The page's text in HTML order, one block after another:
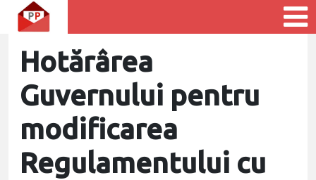
Hotărârea
Guvernului pentru
modificarea
Regulamentului cu